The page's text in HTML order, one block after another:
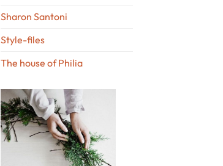
Sharon Santoni
Style-files
The house of Philia